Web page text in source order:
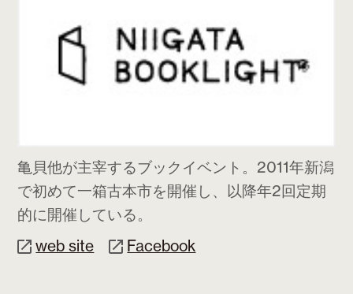
亀貝他が主宰するブックイベント。2011年新潟
で初めて一箱古本市を開催し、以降年2回定期
的に開催している。
web site
Facebook